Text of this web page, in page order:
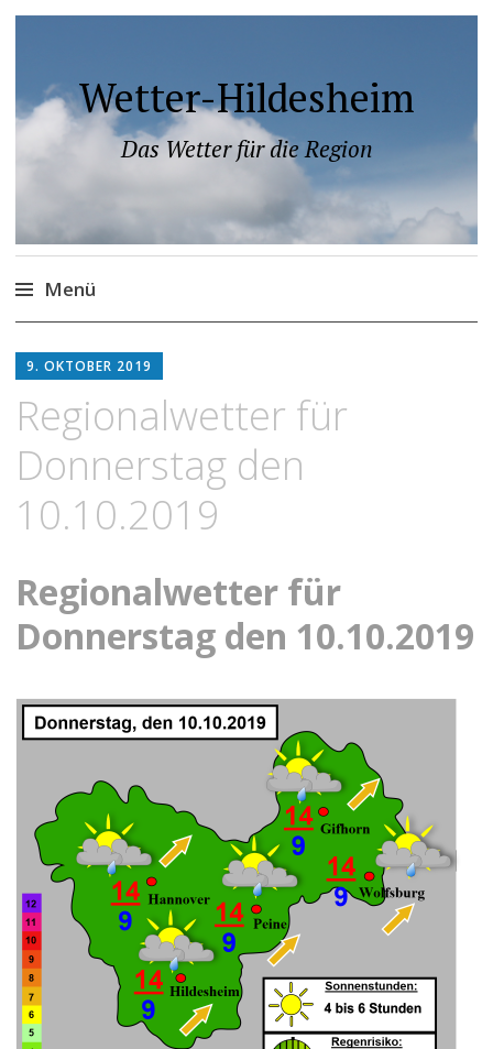
Wetter-Hildesheim
Das Wetter für die Region
Menü
Inhalt
9. OKTOBER 2019
Regionalwetter für
Donnerstag den
10.10.2019
Regionalwetter für
Donnerstag den 10.10.2019